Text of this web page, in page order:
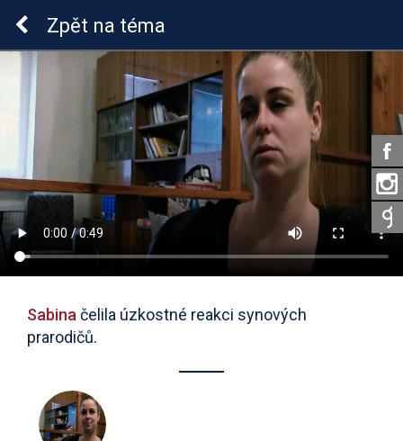
Epilepsie u dětí
Zpět na téma
Sabina čelila úzkostné reakci synových
prarodičů.